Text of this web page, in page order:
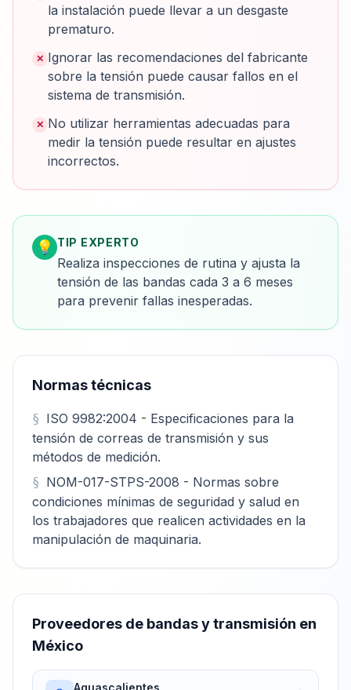
la instalación puede llevar a un desgaste
prematuro.
✕ Ignorar las recomendaciones del fabricante
sobre la tensión puede causar fallos en el
sistema de transmisión.
✕ No utilizar herramientas adecuadas para
medir la tensión puede resultar en ajustes
incorrectos.
💡 TIP EXPERTO
Realiza inspecciones de rutina y ajusta la
tensión de las bandas cada 3 a 6 meses
para prevenir fallas inesperadas.
Normas técnicas
ISO 9982:2004 - Especificaciones para la
tensión de correas de transmisión y sus
métodos de medición.
NOM-017-STPS-2008 - Normas sobre
condiciones mínimas de seguridad y salud en
los trabajadores que realicen actividades en la
manipulación de maquinaria.
Proveedores de bandas y transmisión en
México
Aguascalientes